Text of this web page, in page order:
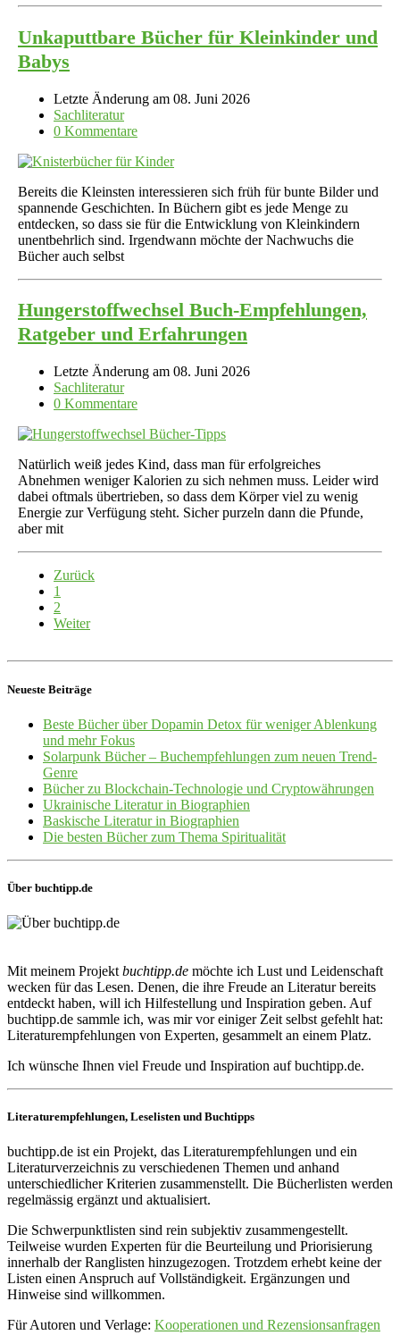
Unkaputtbare Bücher für Kleinkinder und
Babys
Letzte Änderung am 08. Juni 2026
Sachliteratur
0 Kommentare
Bereits die Kleinsten interessieren sich früh für bunte Bilder und
spannende Geschichten. In Büchern gibt es jede Menge zu
entdecken, so dass sie für die Entwicklung von Kleinkindern
unentbehrlich sind. Irgendwann möchte der Nachwuchs die
Bücher auch selbst
Hungerstoffwechsel Buch-Empfehlungen,
Ratgeber und Erfahrungen
Letzte Änderung am 08. Juni 2026
Sachliteratur
0 Kommentare
Natürlich weiß jedes Kind, dass man für erfolgreiches
Abnehmen weniger Kalorien zu sich nehmen muss. Leider wird
dabei oftmals übertrieben, so dass dem Körper viel zu wenig
Energie zur Verfügung steht. Sicher purzeln dann die Pfunde,
aber mit
Zurück
1
2
Weiter
Neueste Beiträge
Beste Bücher über Dopamin Detox für weniger Ablenkung
und mehr Fokus
Solarpunk Bücher – Buchempfehlungen zum neuen Trend-
Genre
Bücher zu Blockchain-Technologie und Cryptowährungen
Ukrainische Literatur in Biographien
Baskische Literatur in Biographien
Die besten Bücher zum Thema Spiritualität
Über buchtipp.de
Mit meinem Projekt buchtipp.de möchte ich Lust und Leidenschaft
wecken für das Lesen. Denen, die ihre Freude an Literatur bereits
entdeckt haben, will ich Hilfestellung und Inspiration geben. Auf
buchtipp.de sammle ich, was mir vor einiger Zeit selbst gefehlt hat:
Literaturempfehlungen von Experten, gesammelt an einem Platz.
Ich wünsche Ihnen viel Freude und Inspiration auf buchtipp.de.
Literaturempfehlungen, Leselisten und Buchtipps
buchtipp.de ist ein Projekt, das Literaturempfehlungen und ein
Literaturverzeichnis zu verschiedenen Themen und anhand
unterschiedlicher Kriterien zusammenstellt. Die Bücherlisten werden
regelmässig ergänzt und aktualisiert.
Die Schwerpunktlisten sind rein subjektiv zusammengestellt.
Teilweise wurden Experten für die Beurteilung und Priorisierung
innerhalb der Ranglisten hinzugezogen. Trotzdem erhebt keine der
Listen einen Anspruch auf Vollständigkeit. Ergänzungen und
Hinweise sind willkommen.
Für Autoren und Verlage: Kooperationen und Rezensionsanfragen